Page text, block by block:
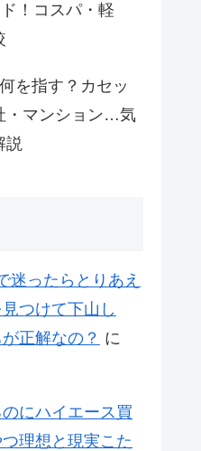
！コスパ・軽
を指す？カセッ
・マンション…気
説
迷ったらとりあえ
つけて下山し
正解なの？ に
にハイエース買
理想と現実こた